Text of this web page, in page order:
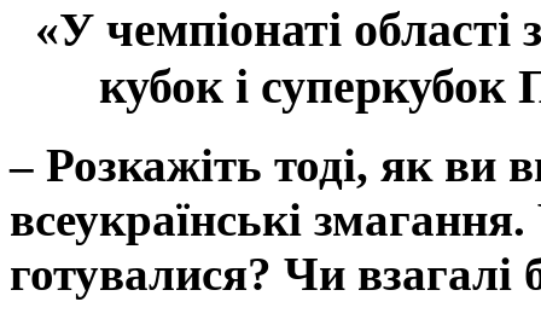
«У чемпіонаті
кубок і
– Розкажіть тоді, як ви
всеукраїнські
готувалися? Чи взагалі